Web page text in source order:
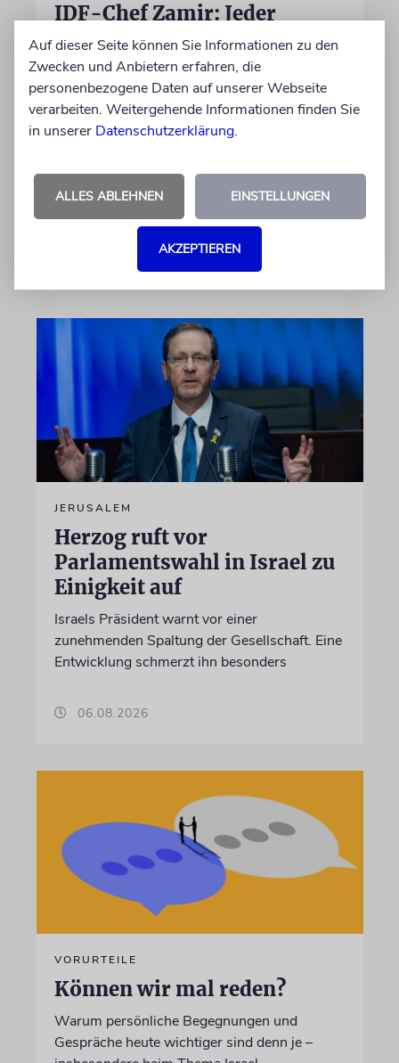
IDF-Chef Zamir: Jeder
Verantwortliche für die
Massaker vom 7. Oktober
wird zur Rechenschaft
gezogen
die das Kommando mit großem Erfolg erfüllt«,
JERUSALEM
Herzog ruft vor
Parlamentswahl in Israel zu
Einigkeit auf
Israels Präsident warnt vor einer
zunehmenden Spaltung der Gesellschaft. Eine
Entwicklung schmerzt ihn besonders
06.08.2026
VORURTEILE
Können wir mal reden?
Warum persönliche Begegnungen und
Gespräche heute wichtiger sind denn je –
Auf dieser Seite können Sie Informationen zu den
Zwecken und Anbietern erfahren, die
personenbezogene Daten auf unserer Webseite
verarbeiten. Weitergehende Informationen finden Sie
in unserer Datenschutzerklärung.
ALLES ABLEHNEN EINSTELLUNGEN
AKZEPTIEREN